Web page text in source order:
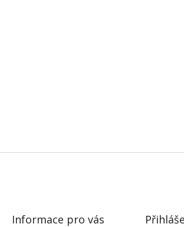
Informace pro vás